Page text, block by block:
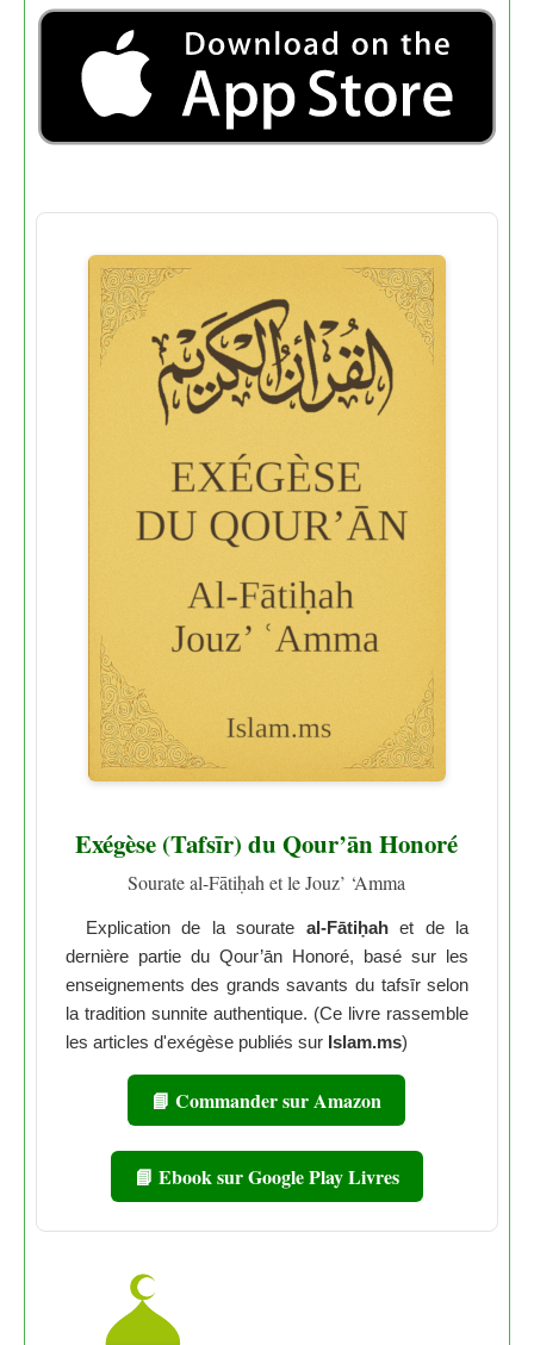
Exégèse (Tafsīr) du Qour’ān Honoré
Sourate al-Fātiḥah et le Jouz’ ‘Amma
Explication de la sourate al-Fātiḥahet de la
dernière partie du Qour’ān Honoré, basé sur les
enseignements des grands savants du tafsīr selon
la tradition sunnite authentique. (Ce livre rassemble
les articles d'exégèse publiés sur Islam.ms)
📘 Commander sur Amazon
📘 Ebook sur Google Play Livres